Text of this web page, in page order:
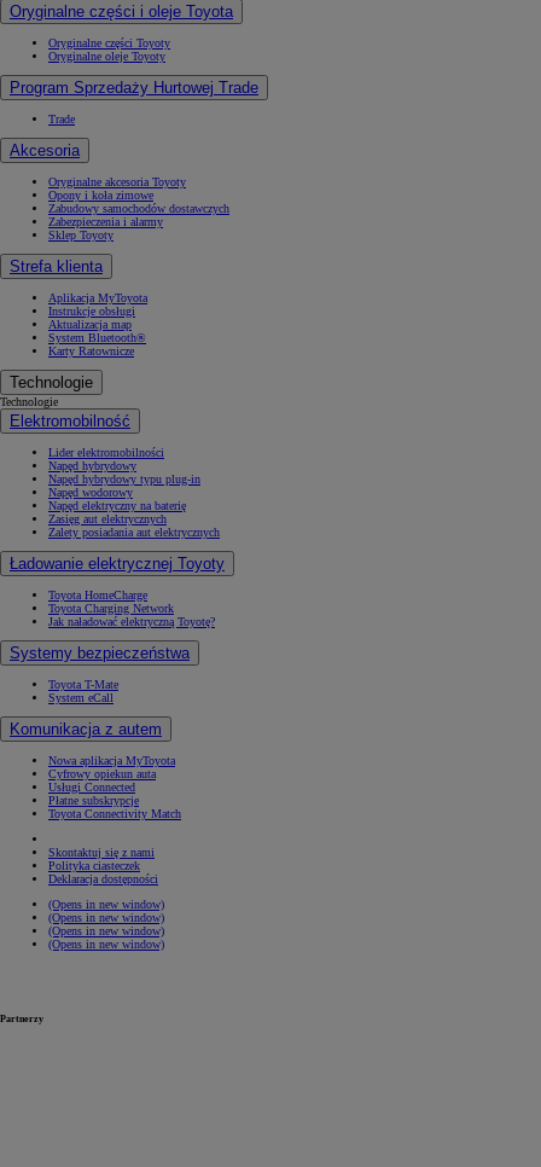
Oryginalne części i oleje Toyota
Oryginalne części Toyoty
Oryginalne oleje Toyoty
Program Sprzedaży Hurtowej Trade
Trade
Akcesoria
Oryginalne akcesoria Toyoty
Opony i koła zimowe
Zabudowy samochodów dostawczych
Zabezpieczenia i alarmy
Sklep Toyoty
Strefa klienta
Aplikacja MyToyota
Instrukcje obsługi
Aktualizacja map
System Bluetooth®
Karty Ratownicze
Technologie
Technologie
Elektromobilność
Lider elektromobilności
Napęd hybrydowy
Napęd hybrydowy typu plug-in
Napęd wodorowy
Napęd elektryczny na baterię
Zasięg aut elektrycznych
Zalety posiadania aut elektrycznych
Ładowanie elektrycznej Toyoty
Toyota HomeCharge
Toyota Charging Network
Jak naładować elektryczną Toyotę?
Systemy bezpieczeństwa
Toyota T-Mate
System eCall
Komunikacja z autem
Nowa aplikacja MyToyota
Cyfrowy opiekun auta
Usługi Connected
Płatne subskrypcje
Toyota Connectivity Match
Skontaktuj się z nami
Polityka ciasteczek
Deklaracja dostępności
(Opens in new window)
(Opens in new window)
(Opens in new window)
(Opens in new window)
Partnerzy